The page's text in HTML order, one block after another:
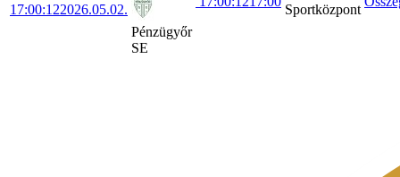
17:00:122026.05.02.
Pénzügyőr
SE
Sportközpont